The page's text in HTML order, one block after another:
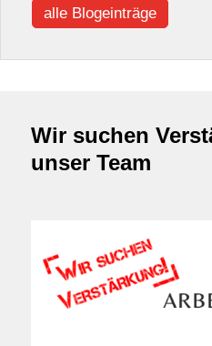
alle Blogeinträge
Wir suchen
unser Team